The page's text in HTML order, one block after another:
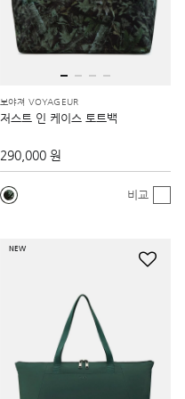
보야져 VOYAGEUR
저스트 인 케이스 토트백
290,000 원
비교
NEW